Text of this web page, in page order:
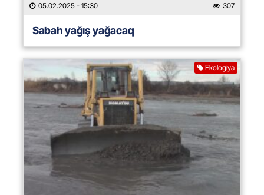
05.02.2025 - 15:30 307
Sabah yağış yağacaq
Ekologiya